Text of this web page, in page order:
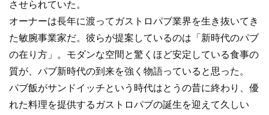
させられていた。
オーナーは長年に渡ってガストロパブ業界を生き抜いてき
た敏腕事業家だ。彼らが提案しているのは「新時代のパブ
の在り方」。モダンな空間と驚くほど安定している食事の
質が、パブ新時代の到来を強く物語っていると思った。
パブ飯がサンドイッチという時代はとうの昔に終わり、優
れた料理を提供するガストロパブの誕生を迎えて久しい